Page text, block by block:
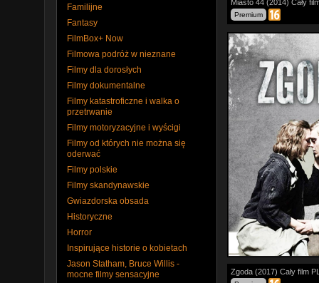
Familijne
Fantasy
FilmBox+ Now
Filmowa podróż w nieznane
Filmy dla dorosłych
Filmy dokumentalne
Filmy katastroficzne i walka o
przetrwanie
Filmy motoryzacyjne i wyścigi
Filmy od których nie można się
oderwać
Filmy polskie
Filmy skandynawskie
Gwiazdorska obsada
Historyczne
Horror
Inspirujące historie o kobietach
Jason Statham, Bruce Willis -
mocne filmy sensacyjne
Poleca
Przejmująca,
zarazem brutalnie
historia!
Warszawa, rok
Miasto 44 (2014) Cały film
Premium
Dramat, Wojenny,
Zgoda (2017) Cały film PL